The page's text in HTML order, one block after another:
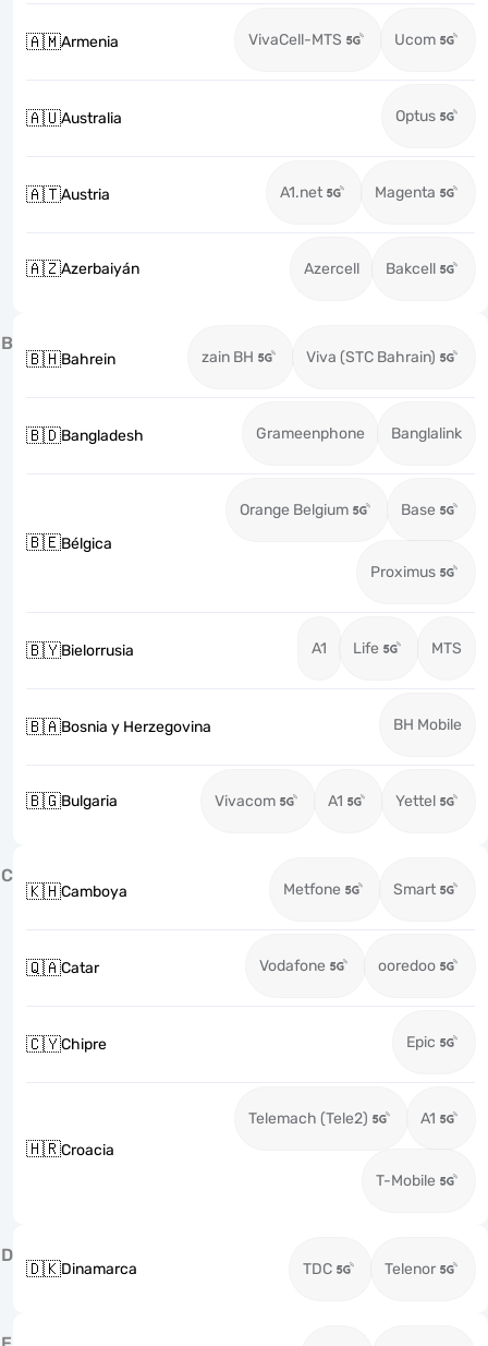
🇦🇲Armenia VivaCell-MTS Ucom
🇦🇺Australia Optus
🇦🇹Austria A1.net Magenta
🇦🇿Azerbaiyán Azercell Bakcell
B
🇧🇭Bahrein zain BH Viva (STC Bahrain)
🇧🇩Bangladesh Grameenphone Banglalink
🇧🇪Bélgica
Orange Belgium Base
Proximus
🇧🇾Bielorrusia A1 Life MTS
🇧🇦Bosnia y Herzegovina BH Mobile
🇧🇬Bulgaria Vivacom A1 Yettel
C
🇰🇭Camboya Metfone Smart
🇶🇦Catar Vodafone ooredoo
🇨🇾Chipre Epic
🇭🇷Croacia
Telemach (Tele2) A1
T-Mobile
D
🇩🇰Dinamarca TDC Telenor